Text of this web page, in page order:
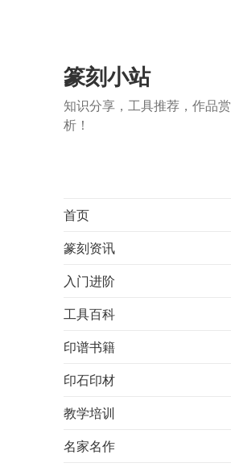
篆刻小站
知识分享，工具推荐，作品赏
析！
首页
篆刻资讯
入门进阶
工具百科
印谱书籍
印石印材
教学培训
名家名作